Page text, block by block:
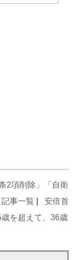
2項削除」「自衛
記事一覧
安倍首
を超えて、36歳